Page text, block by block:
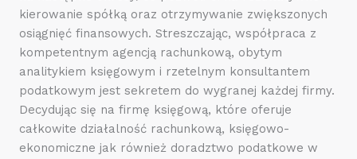
kierowanie spółką oraz otrzymywanie zwiększonych
osiągnięć finansowych. Streszczając, współpraca z
kompetentnym agencją rachunkową, obytym
analitykiem księgowym i rzetelnym konsultantem
podatkowym jest sekretem do wygranej każdej firmy.
Decydując się na firmę księgową, które oferuje
całkowite działalność rachunkową, księgowo-
ekonomiczne jak również doradztwo podatkowe w